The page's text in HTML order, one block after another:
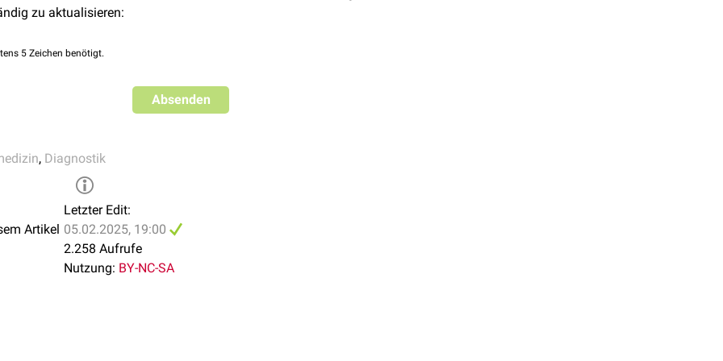
zu aktualisieren:
5 Zeichen benötigt.
Absenden
, Diagnostik
Artikel
Letzter Edit:
05.02.2025, 19:00
2.258 Aufrufe
Nutzung: BY-NC-SA